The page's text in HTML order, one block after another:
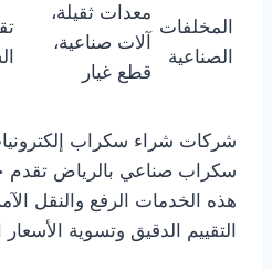
المخلفات
الصناعية
معدات ثقيلة،
آلات صناعية،
قطع غيار
شركات شراء سكراب
سكراب صناعي بالرياض تقدم
هذه الخدمات الرفع والنقل
التقييم الدقيق وتسوية الأسعار